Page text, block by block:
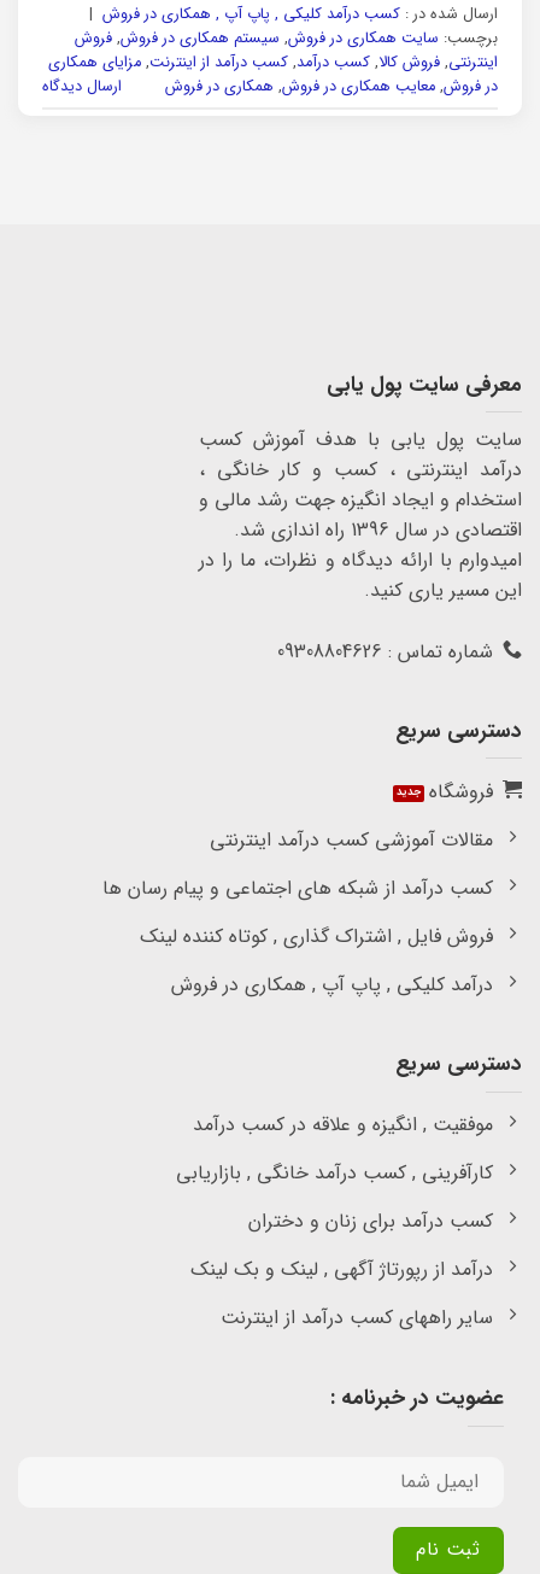
ارسال شده در : کسب درآمد کلیکی , پاپ آپ , همکاری در فروش |
برچسب: سایت همکاری در فروش, سیستم همکاری در فروش, فروش
اینترنتی, فروش کالا, کسب درآمد, کسب درآمد از اینترنت, مزایای همکاری
در فروش, معایب همکاری در فروش, همکاری در فروش ارسال دیدگاه
معرفی سایت پول یابی
سایت پول یابی با هدف آموزش کسب
درآمد اینترنتی ، کسب و کار خانگی ،
استخدام و ایجاد انگیزه جهت رشد مالی و
اقتصادی در سال 1396 راه اندازی شد.
امیدوارم با ارائه دیدگاه و نظرات، ما را در
این مسیر یاری کنید.
شماره تماس : 09308804626
دسترسی سریع
فروشگاه
مقالات آموزشی کسب درآمد اینترنتی
کسب درآمد از شبکه های اجتماعی و پیام رسان ها
فروش فایل , اشتراک گذاری , کوتاه کننده لینک
درآمد کلیکی , پاپ آپ , همکاری در فروش
دسترسی سریع
موفقیت , انگیزه و علاقه در کسب درآمد
کارآفرینی , کسب درآمد خانگی , بازاریابی
کسب درآمد برای زنان و دختران
درآمد از رپورتاژ آگهی , لینک و بک لینک
سایر راههای کسب درآمد از اینترنت
عضویت در خبرنامه :